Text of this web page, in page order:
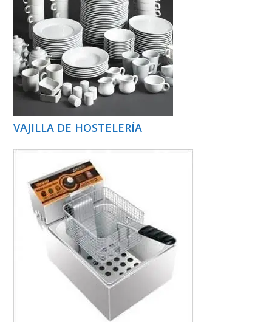
VAJILLA DE HOSTELERÍA